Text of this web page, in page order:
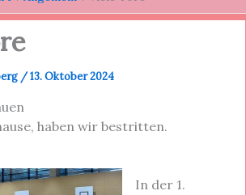
/13. Oktober 2024
haben wir bestritten.
In der 1.